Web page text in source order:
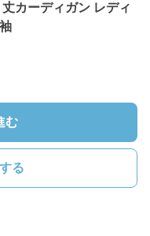
カーディガン レディ
む
る